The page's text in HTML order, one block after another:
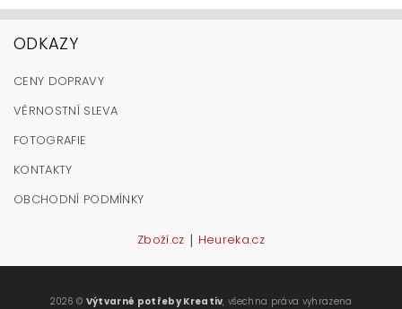
ODKAZY
CENY DOPRAVY
VĚRNOSTNÍ SLEVA
FOTOGRAFIE
KONTAKTY
OBCHODNÍ PODMÍNKY
Zboží.cz | Heureka.cz
2026 © Výtvarné potřeby Kreativ, všechna práva vyhrazena